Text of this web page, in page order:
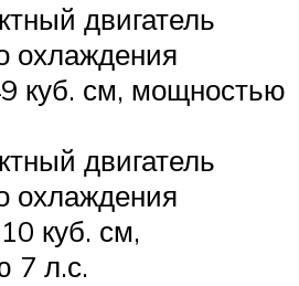
двигатель
охлаждения
куб. см, мощностью
двигатель
охлаждения
куб. см,
7 л.с.